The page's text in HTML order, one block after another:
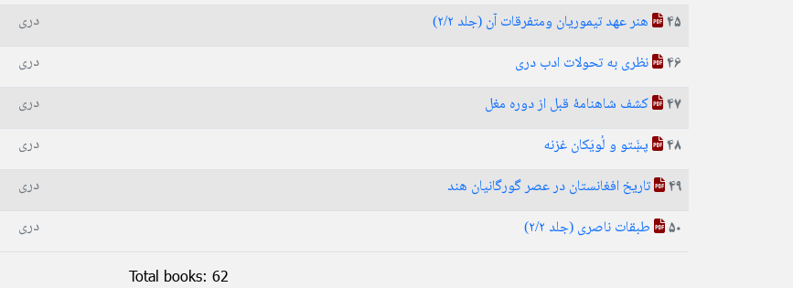
45 هنر عهد تیموریان ومتفرقات آن (جلد ۲/۲) دری
46 نظری به تحولات ادب دری دری
47 کشف شاهنامهٔ قبل از دوره مغل دری
48 پښَتو و لُويَکان غزنه دری
49 تاریخ افغانستان در عصر گورگانیان هند دری
50 طبقات ناصری (جلد ۲/۲) دری
Total books: 62